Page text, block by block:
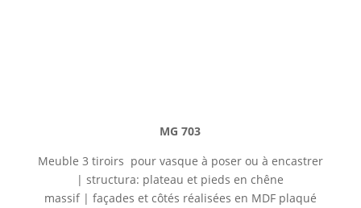
MG 703
Meuble 3 tiroirs pour vasque à poser ou à encastrer
| structura: plateau et pieds enchêne
massif | façades et côtés réalisées en MDF plaqué